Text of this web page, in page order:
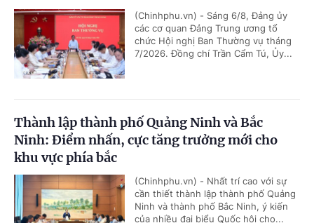
(Chinhphu.vn) - Sáng 6/8, Đảng ủy
các cơ quan Đảng Trung ương tổ
chức Hội nghị Ban Thường vụ tháng
7/2026. Đồng chí Trần Cẩm Tú, Ủy...
Thành lập thành phố Quảng Ninh và Bắc
Ninh: Điểm nhấn, cực tăng trưởng mới cho
khu vực phía bắc
(Chinhphu.vn) - Nhất trí cao với sự
cần thiết thành lập thành phố Quảng
Ninh và thành phố Bắc Ninh, ý kiến
của nhiều đại biểu Quốc hội cho...